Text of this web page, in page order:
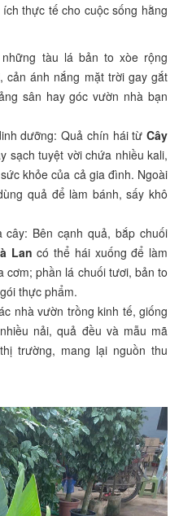
thực tế cho cuộc sống hằng
tàu lá bản to xòe rộng
cản ánh nắng mặt trời gay gắt
sân hay góc vườn nhà bạn
dưỡng: Quả chín hái từ Cây
sạch tuyệt vời chứa nhiều kali,
khỏe của cả gia đình. Ngoài
quả để làm bánh, sấy khô
Bên cạnh quả, bắp chuối
Lan có thể hái xuống để làm
cơm; phần lá chuối tươi, bản to
thực phẩm.
nhà vườn trồng kinh tế, giống
nải, quả đều và mẫu mã
trường, mang lại nguồn thu